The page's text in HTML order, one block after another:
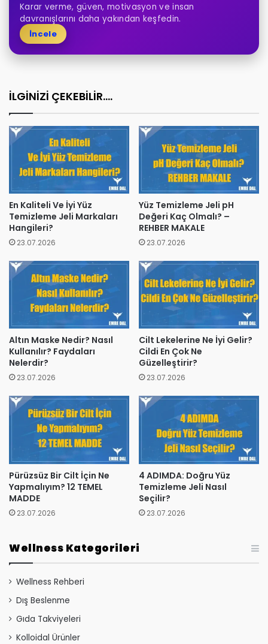
Karar verme, güven, motivasyon ve insan
davranışlarını daha yakından keşfedin.
İncele
İLGİNİZİ ÇEKEBİLİR....
En Kaliteli Ve İyi Yüz
Temizleme Jeli Markaları
Hangileri?
23.07.2026
Yüz Temizleme Jeli pH
Değeri Kaç Olmalı? –
REHBER MAKALE
23.07.2026
Altın Maske Nedir? Nasıl
Kullanılır? Faydaları
Nelerdir?
23.07.2026
Cilt Lekelerine Ne İyi Gelir?
Cildi En Çok Ne
Güzelleştirir?
23.07.2026
Pürüzsüz Bir Cilt İçin Ne
Yapmalıyım? 12 TEMEL
MADDE
23.07.2026
4 ADIMDA: Doğru Yüz
Temizleme Jeli Nasıl
Seçilir?
23.07.2026
Wellness Kategorileri
Wellness Rehberi
Dış Beslenme
Gıda Takviyeleri
Kolloidal Ürünler